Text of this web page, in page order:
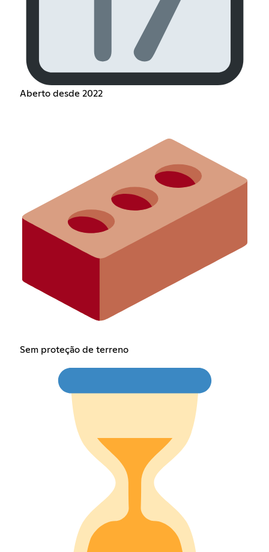
Aberto desde 2022
Sem proteção de terreno